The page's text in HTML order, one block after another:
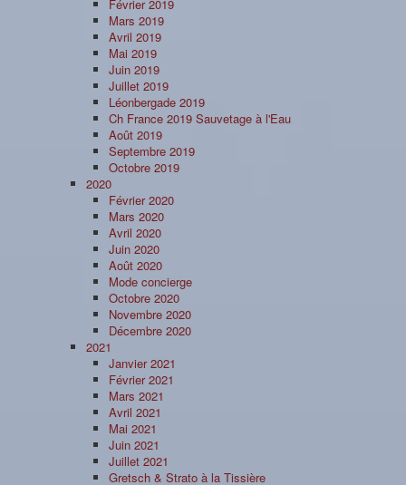
Février 2019
Mars 2019
Avril 2019
Mai 2019
Juin 2019
Juillet 2019
Léonbergade 2019
Ch France 2019 Sauvetage à l'Eau
Août 2019
Septembre 2019
Octobre 2019
2020
Février 2020
Mars 2020
Avril 2020
Juin 2020
Août 2020
Mode concierge
Octobre 2020
Novembre 2020
Décembre 2020
2021
Janvier 2021
Février 2021
Mars 2021
Avril 2021
Mai 2021
Juin 2021
Juillet 2021
Gretsch & Strato à la Tissière